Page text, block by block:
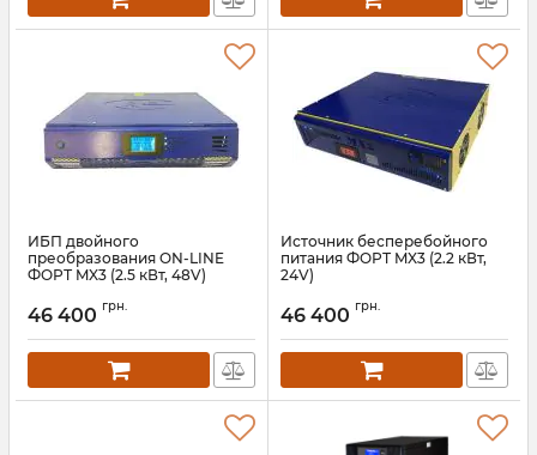
ИБП двойного
преобразования ON-LINE
ФОРТ MX3 (2.5 кВт, 48V)
46 400 грн.
Источник бесперебойного
питания ФОРТ MX3 (2.2 кВт,
24V)
46 400 грн.